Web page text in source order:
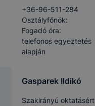
+36-96-511-284
Osztályfőnök:
Fogadó óra:
telefonos egyeztetés
alapján
Gasparek Ildikó
Szakirányú oktatásért